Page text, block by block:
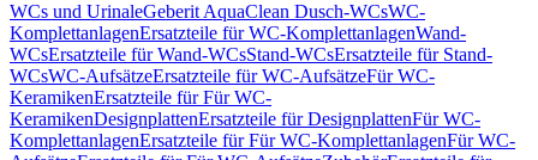
WCs und UrinaleGeberit AquaClean Dusch-WCsWC-
KomplettanlagenErsatzteile für WC-KomplettanlagenWand-
WCsErsatzteile für Wand-WCsStand-WCsErsatzteile für Stand-
WCsWC-AufsätzeErsatzteile für WC-AufsätzeFür WC-
KeramikenErsatzteile für Für WC-
KeramikenDesignplattenErsatzteile für DesignplattenFür WC-
KomplettanlagenErsatzteile für Für WC-KomplettanlagenFür WC-